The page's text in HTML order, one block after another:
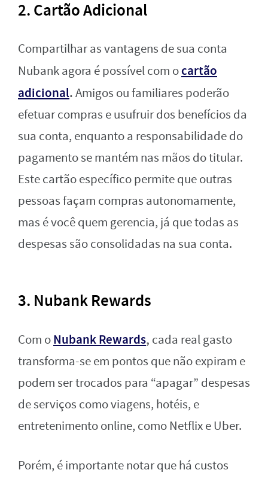
2. Cartão Adicional
Compartilhar as vantagens de sua conta
Nubank agora é possível com ocartão
adicional.Amigos ou familiares poderão
efetuar compras e usufruir dos benefícios da
sua conta, enquanto a responsabilidade do
pagamento se mantém nas mãos do titular.
Este cartão específico permite que outras
pessoas façam compras autonomamente,
mas é você quem gerencia, já que todas as
despesas são consolidadas na sua conta.
3. Nubank Rewards
Com oNubank Rewards, cada real gasto
transforma-se em pontos que não expiram e
podem ser trocados para “apagar” despesas
de serviços como viagens, hotéis, e
entretenimento online, como Netflix e Uber.
Porém, é importante notar que há custos